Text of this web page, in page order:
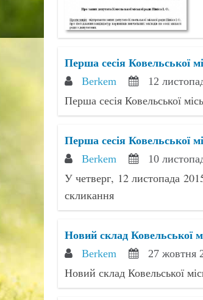
Перша сесія Ковельської
Berkem 12
Перша сесія Ковельської
Перша сесія Ковельської
Berkem 10
У четверг, 12 листопада
скликання
Новий склад Ковельської
Berkem 27 жовтня
Новий склад Ковельської